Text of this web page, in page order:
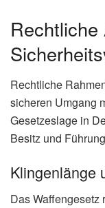
Rechtliche
sicheren Umgang
Gesetzeslage in
Besitz und
Klingenlänge
Das Waffengesetz